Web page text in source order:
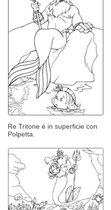
Re Tritone è in superficie con
Polpetta.